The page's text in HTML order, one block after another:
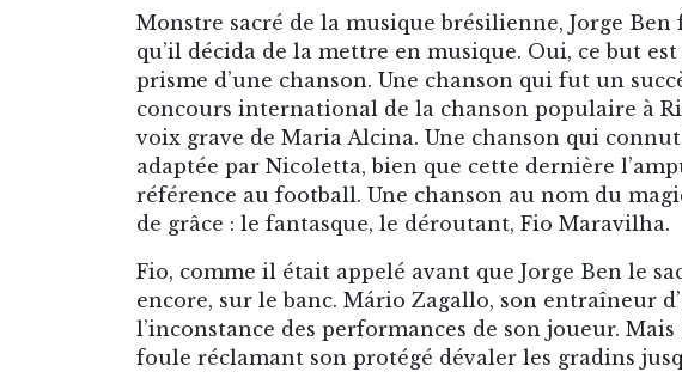
Monstre sacré de la musique brésilienne, Jorge
qu’il décida de la mettre en musique. Oui, ce but
prisme d’une chanson. Une chanson qui fut un
concours international de la chanson populaire à
voix grave de Maria Alcina. Une chanson qui connut
adaptée par Nicoletta, bien que cette dernière
référence au football. Une chanson au nom du
de grâce : le fantasque, le déroutant, Fio Maravilha.
Fio, comme il était appelé avant que Jorge Ben le
encore, sur le banc. Mário Zagallo, son entraîneur
l’inconstance des performances de son joueur. Mais
foule réclamant son protégé dévaler les gradins